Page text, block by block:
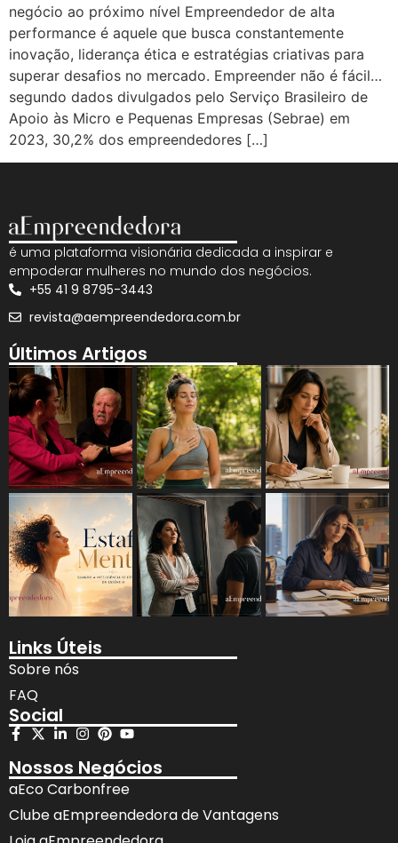
negócio ao próximo nível Empreendedor de alta
performance é aquele que busca constantemente
inovação, liderança ética e estratégias criativas para
superar desafios no mercado. Empreender não é fácil…
segundo dados divulgados pelo Serviço Brasileiro de
Apoio às Micro e Pequenas Empresas (Sebrae) em
2023, 30,2% dos empreendedores […]
é uma plataforma visionária dedicada a inspirar e
empoderar mulheres no mundo dos negócios.
+55 41 9 8795-3443
revista@aempreendedora.com.br
Últimos Artigos
Links Úteis
Sobre nós
FAQ
Social
Nossos Negócios
aEco Carbonfree
Clube aEmpreendedora de Vantagens